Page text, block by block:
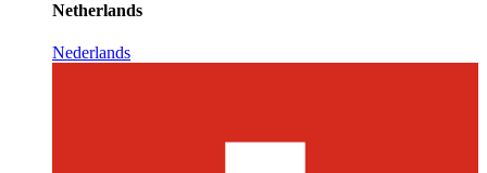
Netherlands
Nederlands